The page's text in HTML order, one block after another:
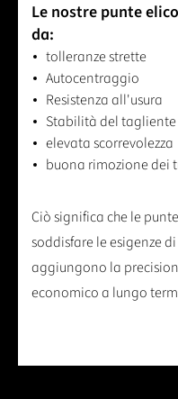
Le nostre punte
da:
tolleranze strette
Autocentraggio
Resistenza all'usura
Stabilità del tagliente
elevata scorrevolezza
buona rimozione dei
Ciò significa che le
soddisfare le esigenze
aggiungono la
economico a lungo